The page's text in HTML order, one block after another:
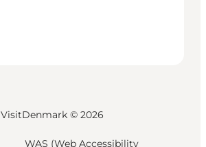
VisitDenmark © 2026
WAS (Web Accessibility